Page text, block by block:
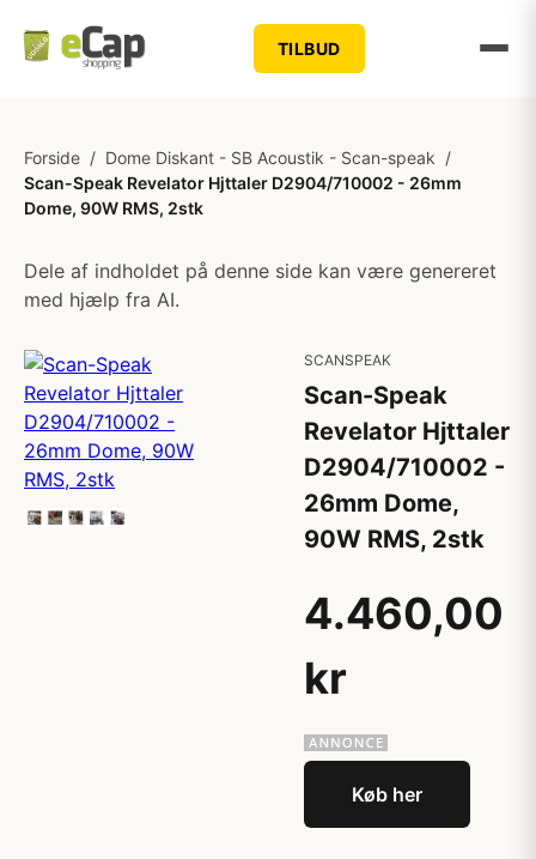
TILBUD
Forside / Dome Diskant - SB Acoustik - Scan-speak /
Scan-Speak Revelator Hjttaler D2904/710002 - 26mm
Dome, 90W RMS, 2stk
Dele af indholdet på denne side kan være genereret
med hjælp fra AI.
SCANSPEAK
Scan-Speak
Revelator Hjttaler
D2904/710002 -
26mm Dome,
90W RMS, 2stk
4.460,00
kr
Køb her